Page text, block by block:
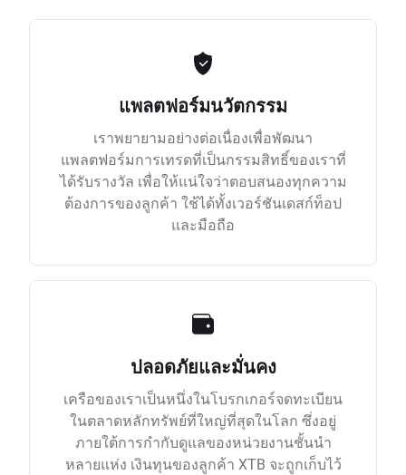
แพลตฟอร์มนวัตกรรม
เราพยายามอย่างต่อเนื่องเพื่อพัฒนา
แพลตฟอร์มการเทรดที่เป็นกรรมสิทธิ์ของเราที่
ได้รับรางวัล เพื่อให้แน่ใจว่าตอบสนองทุกความ
ต้องการของลูกค้า ใช้ได้ทั้งเวอร์ชันเดสก์ท็อป
และมือถือ
ปลอดภัยและมั่นคง
เครือของเราเป็นหนึ่งในโบรกเกอร์จดทะเบียน
ในตลาดหลักทรัพย์ที่ใหญ่ที่สุดในโลก ซึ่งอยู่
ภายใต้การกำกับดูแลของหน่วยงานชั้นนำ
หลายแห่ง เงินทุนของลูกค้า XTB จะถูกเก็บไว้